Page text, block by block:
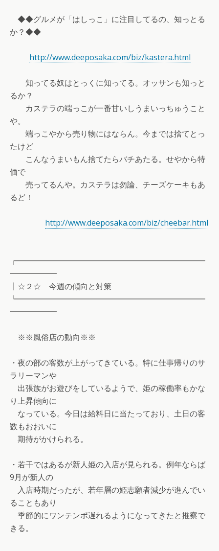
◆◆グルメが「はしっこ」に注目してるの、知っとる
か？◆◆
http://www.deeposaka.com/biz/kastera.html
知ってる奴はとっくに知ってる。オッサンも知っと
るか？
カステラの端っこが一番甘いしうまいっちゅうこと
や。
端っこやから売り物にはならん。今までは捨てとっ
たけど
こんなうまいもん捨てたらバチあたる。せやから特
価で
売ってるんや。カステラは勿論、チーズケーキもあ
るど！
http://www.deeposaka.com/biz/cheebar.html
┏━━━━━━━━━━━━━━━━━━━━━━━━
━━━━━━
┃☆２☆ 今週の傾向と対策
┗━━━━━━━━━━━━━━━━━━━━━━━━
━━━━━━
※※風俗店の動向※※
・夜の部の客数が上がってきている。特に仕事帰りのサ
ラリーマンや
出張族がお遊びをしているようで、姫の稼働率もかな
り上昇傾向に
なっている。今日は給料日に当たっており、土日の客
数もおおいに
期待がかけられる。
・若干ではあるが新人姫の入店が見られる。例年ならば
9月が新人の
入店時期だったが、若年層の姫志願者減少が進んでい
ることもあり
季節的にワンテンポ遅れるようになってきたと推察で
きる。